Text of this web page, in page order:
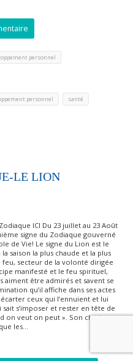
personnel
personnel santé
LE LION
ICI Du 23 juillet au 23 Août
signe du Zodiaque gouverné
de Vie! Le signe du Lion est le
saison la plus chaude et la plus
secteur de la volonté dirigée
manifesté et le feu spirituel,
aiment être admirés et savent se
qu’il affiche dans ses actes
ceux qui l’ennuient et lui
s’imposer et rester en tête de
on veut on peut ». Son charisme
les…